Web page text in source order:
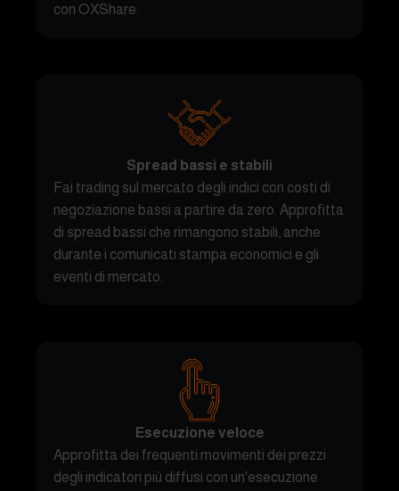
con OXShare.
Spread bassi e stabili
Fai trading sul mercato degli indici con costi di
negoziazione bassi a partire da zero. Approfitta
di spread bassi che rimangono stabili, anche
durante i comunicati stampa economici e gli
eventi di mercato.
Esecuzione veloce
Approfitta dei frequenti movimenti dei prezzi
degli indicatori più diffusi con un'esecuzione